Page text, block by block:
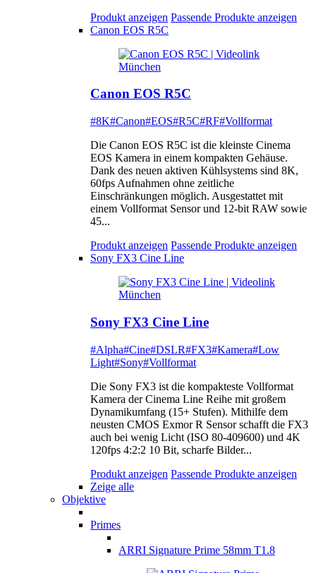
Produkt anzeigen Passende Produkte anzeigen
Canon EOS R5C
Canon EOS R5C
#8K#Canon#EOS#R5C#RF#Vollformat
Die Canon EOS R5C ist die kleinste Cinema
EOS Kamera in einem kompakten Gehäuse.
Dank des neuen aktiven Kühlsystems sind 8K,
60fps Aufnahmen ohne zeitliche
Einschränkungen möglich. Ausgestattet mit
einem Vollformat Sensor und 12-bit RAW sowie
45...
Produkt anzeigen Passende Produkte anzeigen
Sony FX3 Cine Line
Sony FX3 Cine Line
#Alpha#Cine#DSLR#FX3#Kamera#Low
Light#Sony#Vollformat
Die Sony FX3 ist die kompakteste Vollformat
Kamera der Cinema Line Reihe mit großem
Dynamikumfang (15+ Stufen). Mithilfe dem
neusten CMOS Exmor R Sensor schafft die FX3
auch bei wenig Licht (ISO 80-409600) und 4K
120fps 4:2:2 10 Bit, scharfe Bilder...
Produkt anzeigen Passende Produkte anzeigen
Zeige alle
Objektive
Primes
ARRI Signature Prime 58mm T1.8